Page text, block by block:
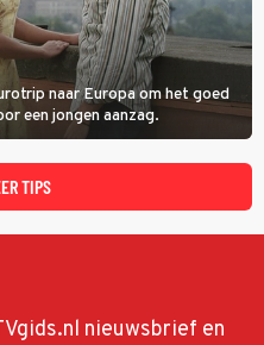
naar Europa om het goed
een jongen aanzag.
TIPS
nieuwsbrief en